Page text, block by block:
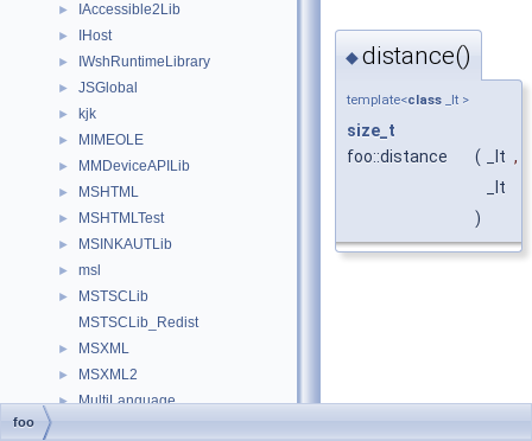
► IAccessible2Lib
► IHost
► IWshRuntimeLibrary
► JSGlobal
► kjk
► MIMEOLE
► MMDeviceAPILib
► MSHTML
► MSHTMLTest
► MSINKAUTLib
► msl
►
MSTSCLib
MSTSCLib_Redist
► MSXML
► MSXML2
► MultiLanguage
◆distance()
template<class _It >
size_t
foo::distance
( _It ,
_It
)
foo